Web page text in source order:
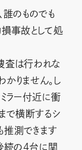
誰のものでも
損事故として処
査は行われな
りません。し
ラー付近に衝
で横断するシ
推測できます
続の4台に関